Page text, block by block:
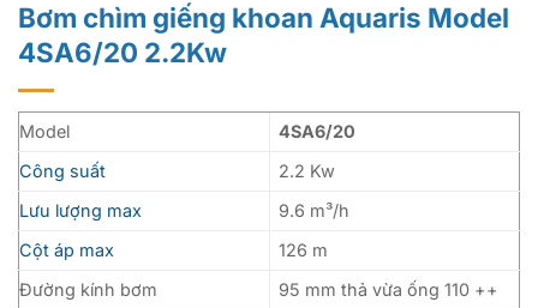
Bơm chìm giếng khoan Aquaris Model
4SA6/20 2.2Kw
Model
4SA6/20
Công suất
2.2 Kw
Lưu lượng max
9.6 m³/h
Cột áp max
126 m
Đường kính bơm
95 mm thả vừa ống 110 ++